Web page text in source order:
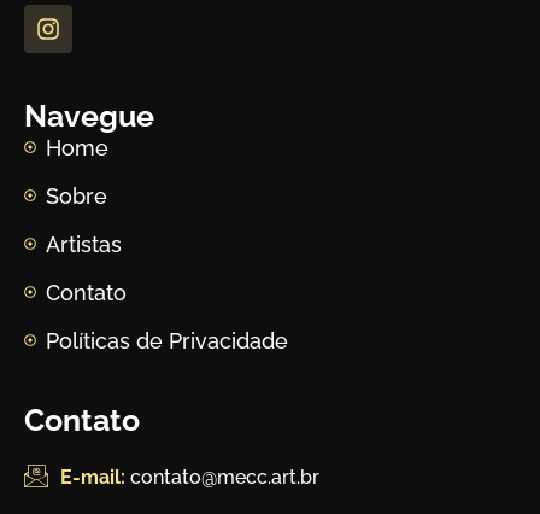
Navegue
Home
Sobre
Artistas
Contato
Políticas de Privacidade
Contato
E-mail: contato@mecc.art.br